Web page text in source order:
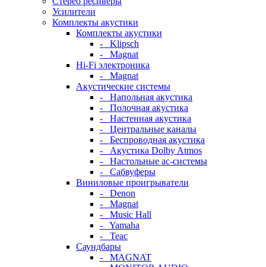
Усилители
Комплекты акустики
Комплекты акустики
- Klipsch
- Magnat
Hi-Fi электроника
- Magnat
Акустические системы
- Напольная акустика
- Полочная акустика
- Настенная акустика
- Центральные каналы
- Беспроводная акустика
- Акустика Dolby Atmos
- Настольные ас-системы
- Сабвуферы
Виниловые проигрыватели
- Denon
- Magnat
- Music Hall
- Yamaha
- Teac
Саундбары
- MAGNAT